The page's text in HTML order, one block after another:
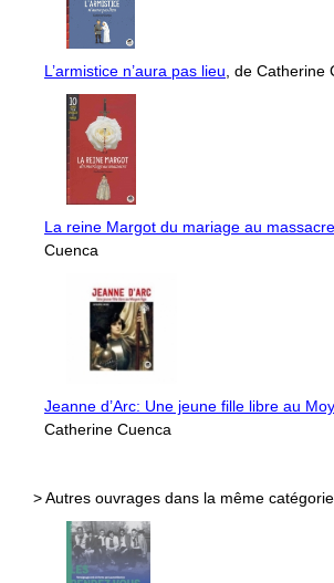
L’armistice n’aura pas lieu , de Catherine
La reine Margot du mariage au massacre
Cuenca
Jeanne d’Arc: Une jeune fille libre au
Catherine Cuenca
> Autres ouvrages dans la même